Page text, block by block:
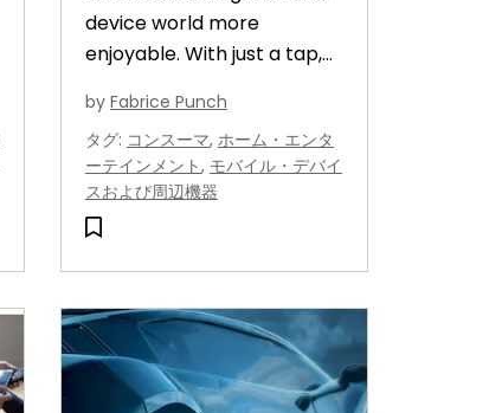
device world more
enjoyable. With just a tap,
perform service discovery
or pair with other
components.
by Fabrice Punch
タグ: コンスーマ, ホーム・エンタ
ーテインメント, モバイル・デバイ
スおよび周辺機器